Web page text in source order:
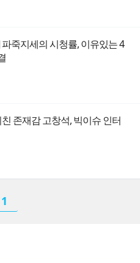
죽지세의 시청률, 이유있는 4
존재감 고창석, 빅이슈 인터
1